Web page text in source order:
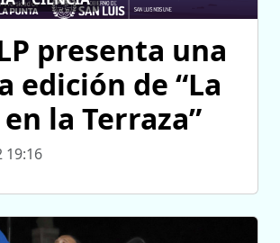
presenta una
edición de “La
la Terraza”
19:16